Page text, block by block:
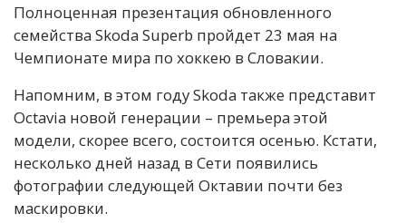
Полноценная презентация обновленного
семейства Skoda Superb пройдет 23 мая на
Чемпионате мира по хоккею в Словакии.
Напомним, в этом году Skoda также представит
Octavia новой генерации – премьера этой
модели, скорее всего, состоится осенью. Кстати,
несколько дней назад в Сети появились
фотографии следующей Октавии почти без
маскировки.